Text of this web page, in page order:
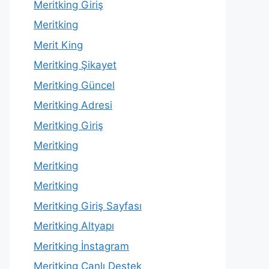
Meritking Giriş
Meritking
Merit King
Meritking Şikayet
Meritking Güncel
Meritking Adresi
Meritking Giriş
Meritking
Meritking
Meritking
Meritking Giriş Sayfası
Meritking Altyapı
Meritking İnstagram
Meritking Canlı Destek